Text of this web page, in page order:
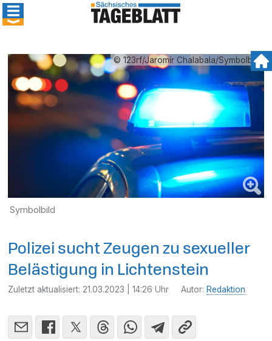
© 123rf/Jaromír Chalabala/Symbolbild
Symbolbild
Polizei sucht Zeugen zu sexueller
Belästigung in Lichtenstein
Zuletzt aktualisiert: 21.03.2023 | 14:26 Uhr Autor: Redaktion